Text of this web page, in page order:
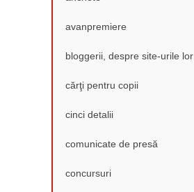
avanpremiere
bloggerii, despre site-urile lor
cărţi pentru copii
cinci detalii
comunicate de presă
concursuri